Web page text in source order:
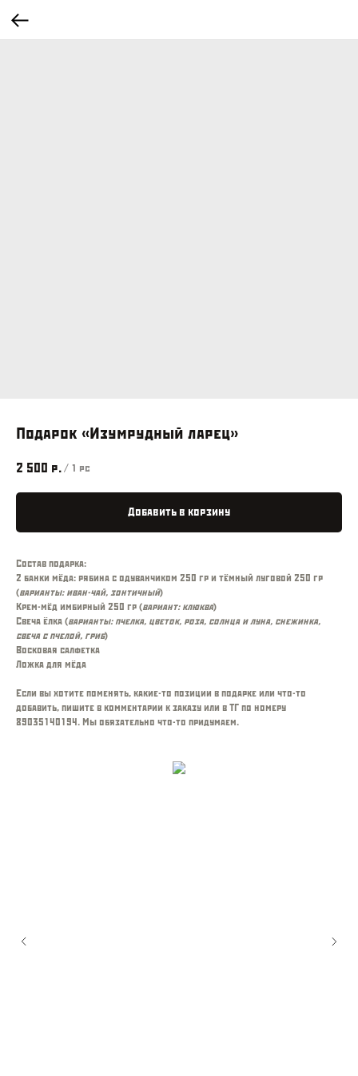
Подарок «Изумрудный ларец»
2 500 р. / 1 pc
Добавить в корзину
Состав подарка:
2 банки мёда: рябина с одуванчиком 250 гр и тёмный луговой 250 гр
(варианты: иван-чай, зонтичный)
Крем-мёд имбирный 250 гр (вариант: клюква)
Свеча ёлка (варианты: пчелка, цветок, роза, солнца и луна, снежинка,
свеча с пчелой, гриб)
Восковая салфетка
Ложка для мёда
Если вы хотите поменять, какие-то позиции в подарке или что-то
добавить, пишите в комментарии к заказу или в ТГ по номеру
89035140194. Мы обязательно что-то придумаем.